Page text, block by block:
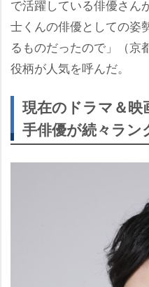
で活躍している俳優さん
士くんの俳優としての姿
るものだったので」（京
役柄が人気を呼んだ。
現在のドラマ＆
手俳優が続々ラン